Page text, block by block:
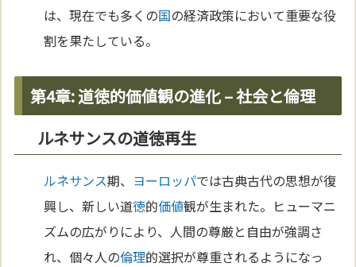
は、現在でも多くの国の経済政策において重要な役
割を果たしている。
第4章: 道徳的価値観の進化 – 社会と倫理
ルネサンスの道徳再生
ルネサンス期、 ヨーロッパでは古典古代の思想が復
興し、新しい道徳的価値観が生まれた。ヒューマニ
ズムの広がりにより、人間の尊厳と自由が強調さ
れ、個々人の倫理的選択が尊重されるようになっ